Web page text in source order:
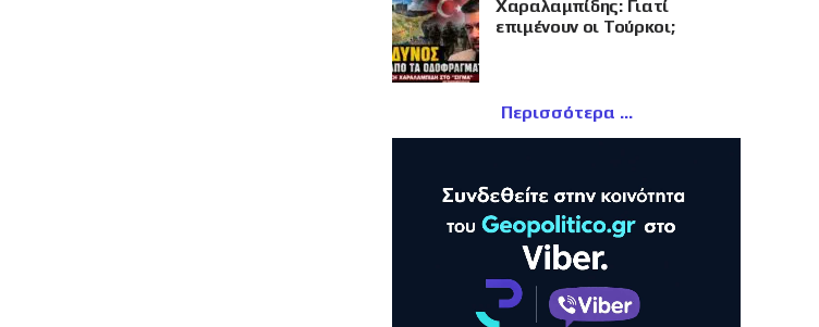
Χαραλαμπίδης: Γιατί
επιμένουν οι Τούρκοι;
Περισσότερα